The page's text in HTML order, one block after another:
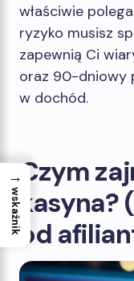
właściwie
ryzyko musisz
zapewnią Ci
oraz 90-dniowy
w dochód.
Czym
kasyna?
od
→
wskaźnik